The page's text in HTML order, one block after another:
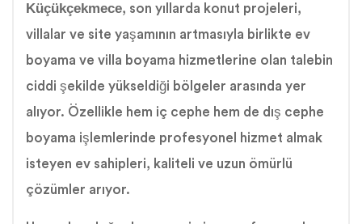
Küçükçekmece, son yıllarda konut projeleri,
villalar ve site yaşamının artmasıyla birlikte ev
boyama ve villa boyama hizmetlerine olan talebin
ciddi şekilde yükseldiği bölgeler arasında yer
alıyor. Özellikle hem iç cephe hem de dış cephe
boyama işlemlerinde profesyonel hizmet almak
isteyen ev sahipleri, kaliteli ve uzun ömürlü
çözümler arıyor.